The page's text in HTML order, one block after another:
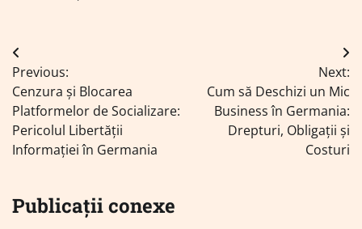
Navigare
în
articole
Previous:
Cenzura și Blocarea
Platformelor de Socializare:
Pericolul Libertății
Informației în Germania
Next:
Cum să Deschizi un Mic
Business în Germania:
Drepturi, Obligații și
Costuri
Publicații conexe